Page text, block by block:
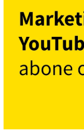
Dergiler
Etkinlikler